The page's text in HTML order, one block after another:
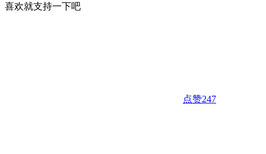
喜欢就支持一下吧
点赞247